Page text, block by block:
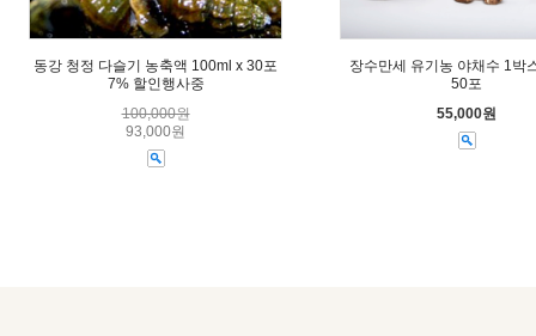
동강 청정 다슬기 농축액 100ml x 30포
7% 할인행사중
100,000원
93,000원
장수만세 유기농 야채수 1박
50포
55,000원